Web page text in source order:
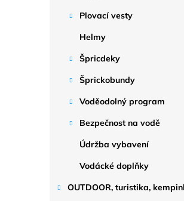
Plovací vesty
Helmy
Špricdeky
Šprickobundy
Voděodolný program
Bezpečnost na vodě
Údržba vybavení
Vodácké doplňky
OUTDOOR, turistika,